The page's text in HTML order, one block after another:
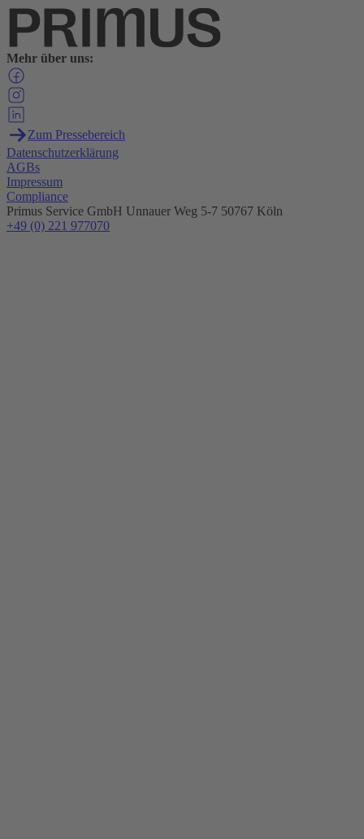
Mehr über uns:
Zum Pressebereich
Datenschutzerklärung
AGBs
Impressum
Compliance
Primus Service GmbH Unnauer Weg 5-7 50767 Köln
+49 (0) 221 977070